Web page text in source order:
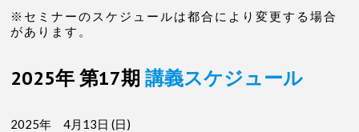
※セミナーのスケジュールは都合により変更する場合
があります。
2025年 第17期講義スケジュール
2025年 4月13日 (日)